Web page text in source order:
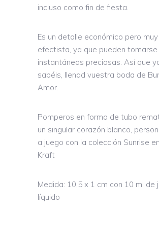
incluso como fin de fiesta.
Es un detalle económico pero muy
efectista, ya que pueden tomarse
instantáneas preciosas. Así que
sabéis, llenad vuestra boda de
Amor.
Pomperos en forma de tubo
un singular corazón blanco,
a juego con la colección Sunrise
Kraft
Medida: 10,5 x 1 cm con 10 ml de
líquido